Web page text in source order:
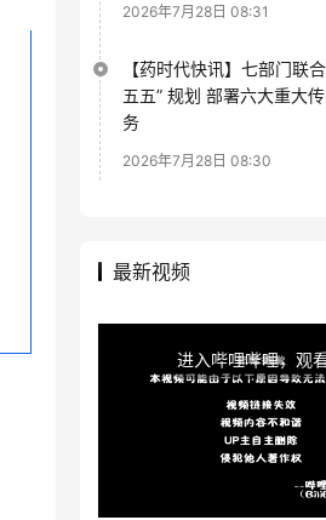
2026年7月28日 08:31
【药时代快讯】七部门联
五五” 规划 部署六大重大
务
2026年7月28日 08:30
最新视频